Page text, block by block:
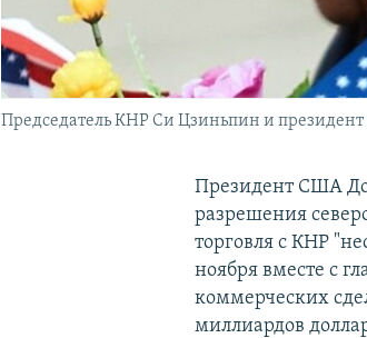
Председатель КНР Си Цзиньпин и
Президент США
разрешения
торговля с КНР
ноября вместе с
коммерческих
миллиардов